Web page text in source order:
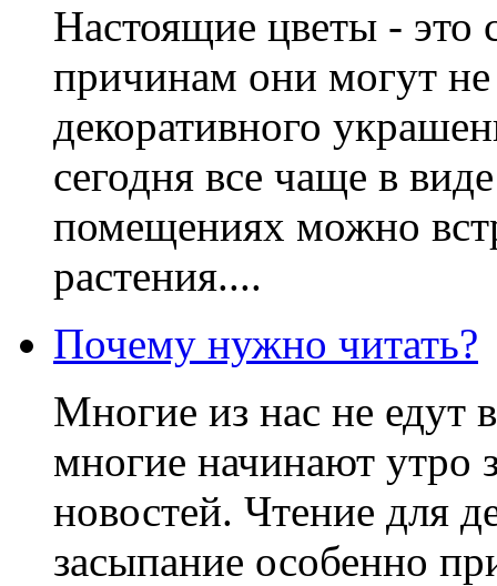
Настоящие цветы - это
причинам они могут не
декоративного
сегодня все чаще в
помещениях можно
растения....
Почему нужно читать?
Многие из нас не едут
многие начинают утро
новостей. Чтение для
засыпание особенно